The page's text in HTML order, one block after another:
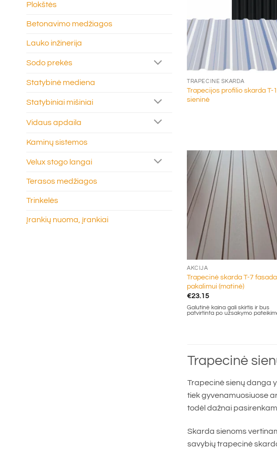
Plokštės
Betonavimo medžiagos
Lauko inžinerija
Sodo prekės
Statybinė mediena
Statybiniai mišiniai
Vidaus apdaila
Kaminų sistemos
Velux stogo langai
Terasos medžiagos
Trinkelės
Įrankių nuoma, įrankiai
+
TRAPECINĖ SKARDA
Trapecijos profilio skarda T-
sieninė
+
AKCIJA
Trapecinė skarda T-7
pakalimui (matinė)
€23.15
Galutinė kaina gali skirtis ir bus
patvirtinta po užsakymo
Trapecinė
Trapecinė sienų danga
tiek gyvenamuosiuose
todėl dažnai
Skarda sienoms
savybių trapecinė